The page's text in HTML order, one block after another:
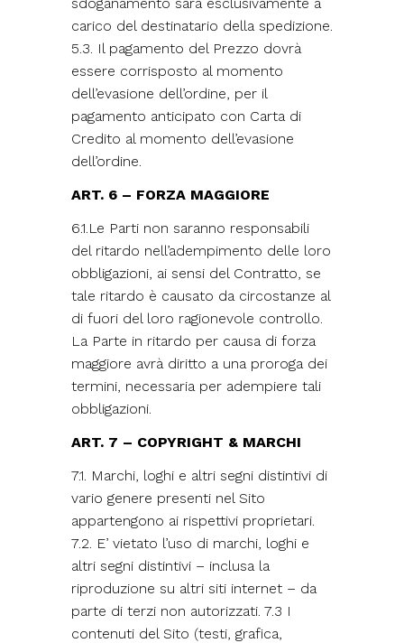
carico del destinatario della spedizione.
5.3. Il pagamento del Prezzo dovrà
essere corrisposto al momento
dell’evasione dell’ordine, per il
pagamento anticipato con Carta di
Credito al momento dell’evasione
dell’ordine.
ART. 6 – FORZA MAGGIORE
6.1.Le Parti non saranno responsabili
del ritardo nell’adempimento delle loro
obbligazioni, ai sensi del Contratto, se
tale ritardo è causato da circostanze al
di fuori del loro ragionevole controllo.
La Parte in ritardo per causa di forza
maggiore avrà diritto a una proroga dei
termini, necessaria per adempiere tali
obbligazioni.
ART. 7 – COPYRIGHT & MARCHI
7.1. Marchi, loghi e altri segni distintivi di
vario genere presenti nel Sito
appartengono ai rispettivi proprietari.
7.2. E’ vietato l’uso di marchi, loghi e
altri segni distintivi – inclusa la
riproduzione su altri siti internet – da
parte di terzi non autorizzati. 7.3 I
contenuti del Sito (testi, grafica,